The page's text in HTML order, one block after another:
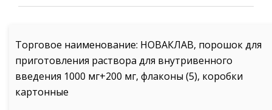
Торговое наименование: НОВАКЛАВ, порошок для
приготовления раствора для внутривенного
введения 1000 мг+200 мг, флаконы (5), коробки
картонные